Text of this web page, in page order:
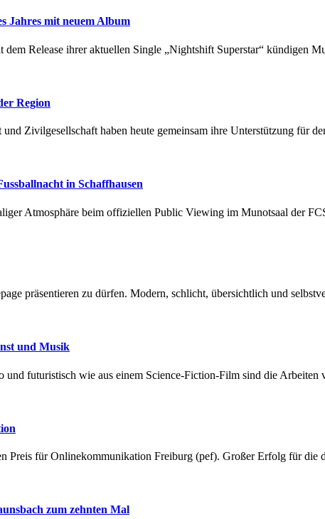
Jahres mit neuem Album
Release ihrer aktuellen Single „Nightshift Superstar“ kündigen
Region
Zivilgesellschaft haben heute gemeinsam ihre Unterstützung für
in Schaffhausen
Atmosphäre beim offiziellen Public Viewing im Munotsaal der
präsentieren zu dürfen. Modern, schlicht, übersichtlich und
und Musik
futuristisch wie aus einem Science-Fiction-Film sind die Arbeiten
Preis für Onlinekommunikation Freiburg (pef). Großer Erfolg für
zum zehnten Mal